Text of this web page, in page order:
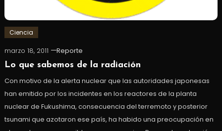
Ciencia
marzo 18, 2011
Reporte
Lo que sabemos de la radiación
Con motivo de la alerta nuclear que las autoridades japonesas
han emitido por los incidentes en los reactores de la planta
nuclear de Fukushima, consecuencia del terremoto y posterior
tsunami que azotaron ese país, ha habido una preocupación en